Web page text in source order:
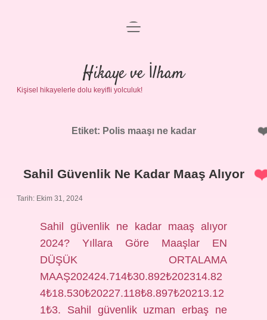
Anasayfa
Gizlilik Politikası
Yasal Uyarı
menüyü
Hikaye ve İlham
Kişisel hikayelerle dolu keyifli yolculuk!
Etiket: Polis maaşı ne kadar
Sahil Güvenlik Ne Kadar Maaş Alıyor
Tarih: Ekim 31, 2024
Sahil güvenlik ne kadar maaş alıyor
2024? Yıllara Göre Maaşlar EN
DÜŞÜK ORTALAMA
MAAŞ202424.714₺30.892₺202314.82
4₺18.530₺20227.118₺8.897₺20213.12
1₺3. Sahil güvenlik uzman erbaş ne